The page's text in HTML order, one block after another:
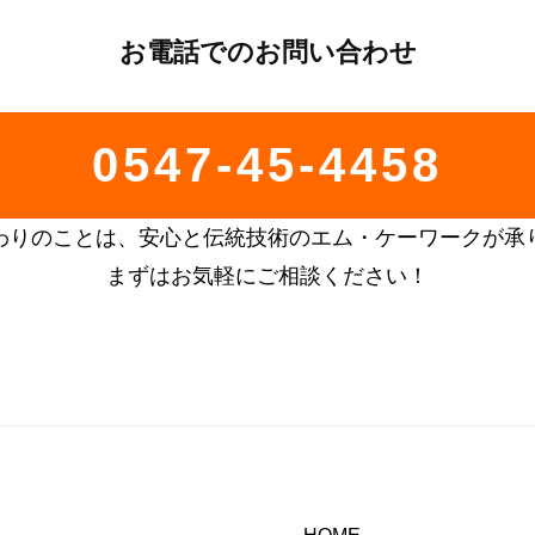
お電話でのお問い合わせ
0547-45-4458
りのことは、安心と伝統技術のエム・ケーワークが承
まずはお気軽にご相談ください！